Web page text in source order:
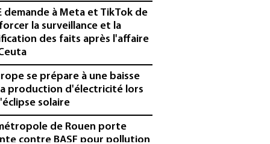
demande à Meta et TikTok de
la surveillance et la
des faits après l'affaire
se prépare à une baisse
production d'électricité lors
solaire
de Rouen porte
contre BASF pour pollution